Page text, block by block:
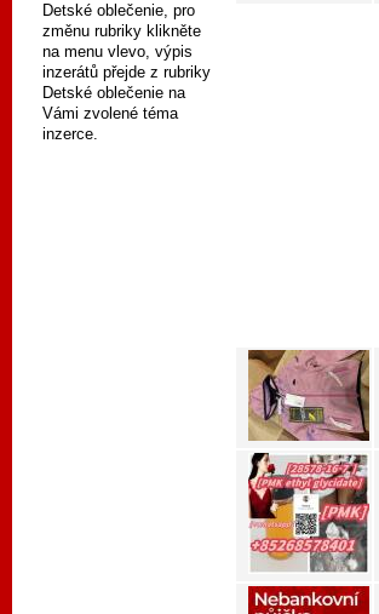
Detské oblečenie, pro
změnu rubriky klikněte
na menu vlevo, výpis
inzerátů přejde z rubriky
Detské oblečenie na
Vámi zvolené téma
inzerce.